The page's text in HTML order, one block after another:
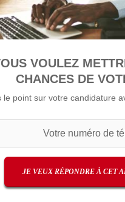
VOULEZ
CHANCES DE
le point sur votre candidature